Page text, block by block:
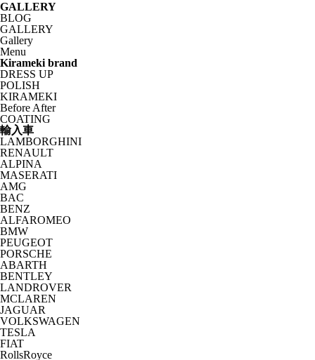
GALLERY
BLOG
GALLERY
Gallery
Menu
Kirameki brand
DRESS UP
POLISH
KIRAMEKI
Before After
COATING
輸入車
LAMBORGHINI
RENAULT
ALPINA
MASERATI
AMG
BAC
BENZ
ALFAROMEO
BMW
PEUGEOT
PORSCHE
ABARTH
BENTLEY
LANDROVER
MCLAREN
JAGUAR
VOLKSWAGEN
TESLA
FIAT
RollsRoyce